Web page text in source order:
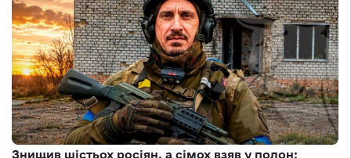
Знищив шістьох росіян, а сімох взяв у полон: